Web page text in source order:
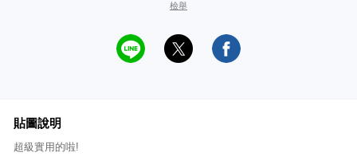
檢舉
貼圖說明
超級實用的啦!